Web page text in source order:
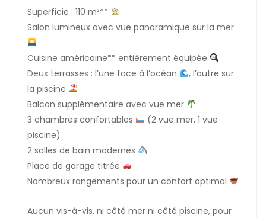
Superficie : 110 m²**
Salon lumineux avec vue panoramique sur la mer
Cuisine américaine** entièrement équipée
Deux terrasses : l’une face à l’océan
, l’autre sur
la piscine
Balcon supplémentaire avec vue mer
3 chambres confortables
(2 vue mer, 1 vue
piscine)
2 salles de bain modernes
Place de garage titrée
Nombreux rangements pour un confort optimal
Aucun vis-à-vis, ni côté mer ni côté piscine, pour